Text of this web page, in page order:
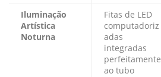
Iluminação
Artística
Noturna
Fitas de LED
computadoriz
adas
integradas
perfeitamente
ao tubo